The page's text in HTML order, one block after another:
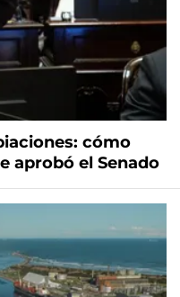
cómo
aprobó el Senado